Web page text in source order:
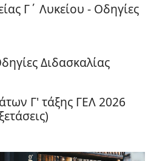
Γ΄ Λυκείου - Οδηγίες
Διδασκαλίας
Γ' τάξης ΓΕΛ 2026